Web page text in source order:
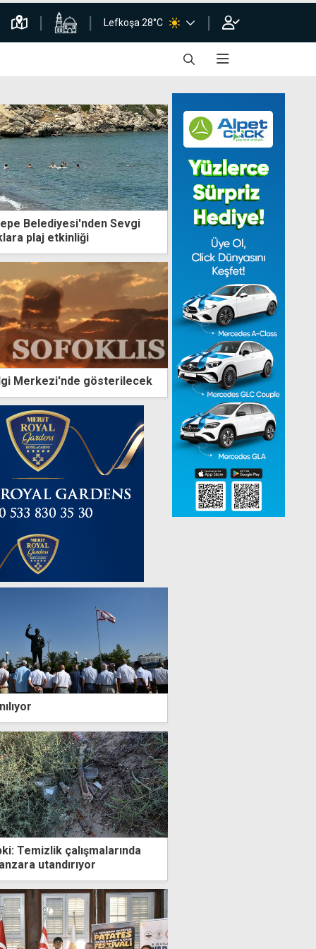
Lefkoşa 28°C
Belediyesi'nden Sevgi
plaj etkinliği
Merkezi'nde gösterilecek
Temizlik çalışmalarında
utandırıyor